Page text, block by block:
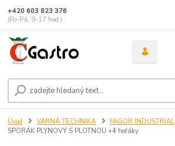
+420 603 823 376
(Po-Pá, 9-17 hod.)
Úvod VARNÁ TECHNIKA FAGOR INDUSTRIAL
SPORÁK PLYNOVÝ S PLOTNOU +4 hořáky